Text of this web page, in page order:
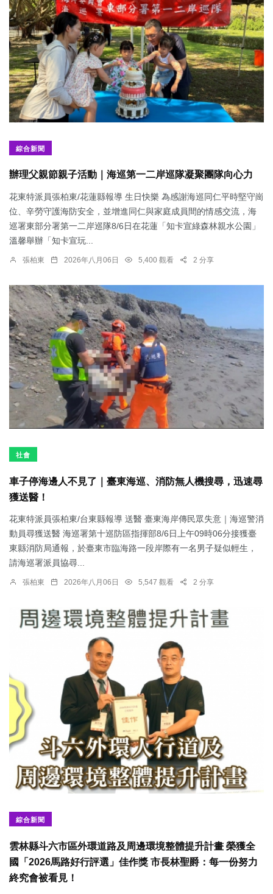
綜合新聞
辦理父親節親子活動｜海巡第一二岸巡隊凝聚團隊向心力
花東特派員張柏東/花蓮縣報導 生日快樂 為感謝海巡同仁平時堅守崗
位、辛勞守護海防安全，並增進同仁與家庭成員間的情感交流，海
巡署東部分署第一二岸巡隊8/6日在花蓮「知卡宣綠森林親水公園」
溫馨舉辦「知卡宣玩...
張柏東 2026年八月06日 5,400 觀看 2 分享
社會
車子停海邊人不見了｜臺東海巡、消防無人機搜尋，迅速尋
獲送醫！
花東特派員張柏東/台東縣報導 送醫 臺東海岸傳民眾失意｜海巡警消
動員尋獲送醫 海巡署第十巡防區指揮部8/6日上午09時06分接獲臺
東縣消防局通報，於臺東市臨海路一段岸際有一名男子疑似輕生，
請海巡署派員協尋...
張柏東 2026年八月06日 5,547 觀看 2 分享
綜合新聞
雲林縣斗六市區外環道路及周邊環境整體提升計畫 榮獲全
國「2026馬路好行評選」佳作獎 市長林聖爵：每一份努力
終究會被看見！